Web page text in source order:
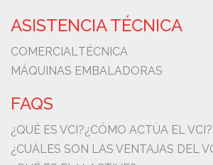
ASISTENCIA TÉCNICA
COMERCIALTÉCNICA
MÁQUINAS EMBALADORAS
FAQS
¿QUÉ ES VCI?¿CÓMO ACTÚA EL VCI?
¿CUÁLES SON LAS VENTAJAS DEL